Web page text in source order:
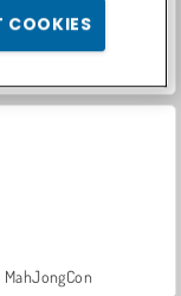
MahJongCon
COOKIES